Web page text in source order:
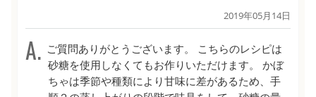
2019年05月14日
ご質問ありがとうございます。 こちらのレシピは
砂糖を使用しなくてもお作りいただけます。 かぼ
ちゃは季節や種類により甘味に差があるため、手